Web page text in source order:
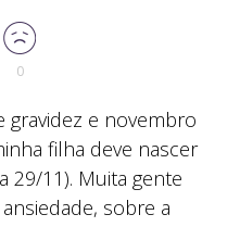
0
gravidez e novembro
filha deve nascer
29/11). Muita gente
sobre a